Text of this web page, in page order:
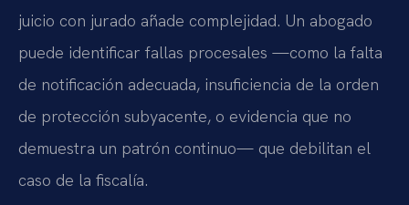
juicio con jurado añade complejidad. Un abogado
puede identificar fallas procesales —como la falta
de notificación adecuada, insuficiencia de la orden
de protección subyacente, o evidencia que no
demuestra un patrón continuo— que debilitan el
caso de la fiscalía.